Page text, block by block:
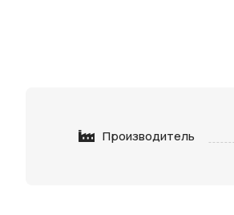
Производитель